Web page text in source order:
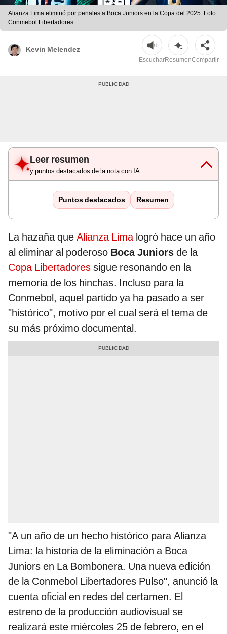
Alianza Lima eliminó por penales a Boca Juniors en la Copa del 2025. Foto:
Conmebol Libertadores
Kevin Melendez
EscucharResumenCompartir
Leer resumen
y puntos destacados de la nota con IA
Puntos destacados Resumen
La hazaña que Alianza Limalogró hace un año
al eliminar al poderoso Boca Juniors de la
Copa Libertadores sigue resonando en la
memoria de los hinchas. Incluso para la
Conmebol, aquel partido ya ha pasado a ser
"histórico", motivo por el cual será el tema de
su más próximo documental.
"A un año de un hecho histórico para Alianza
Lima: la historia de la eliminación a Boca
Juniors en La Bombonera. Una nueva edición
de la Conmebol Libertadores Pulso", anunció la
cuenta oficial en redes del certamen. El
estreno de la producción audiovisual se
realizará este miércoles 25 de febrero, en el